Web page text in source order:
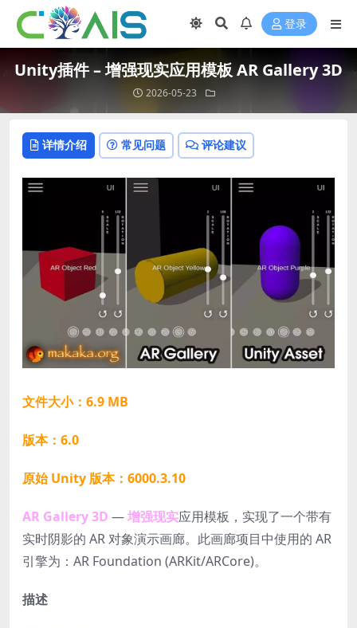
登录
Unity插件 – 增强现实应用模板 AR Gallery 3D
2026-05-23
详情介绍 常见问题 评论建议
文件大小：6.9 MB
版本：6.0
原始 Unity 版本：6000.3.10
AR Gallery 3D —增强现实应用模板，实现了一个带有
实时阴影的 AR 对象演示画廊。此画廊项目中使用的 AR
引擎为：AR Foundation (ARKit/ARCore)。
描述